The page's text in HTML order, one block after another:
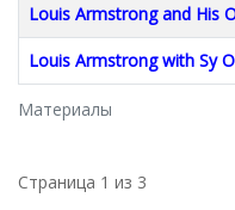
Материалы
Louis Armstrong and His
Louis Armstrong with Sy
Страница 1 из 3